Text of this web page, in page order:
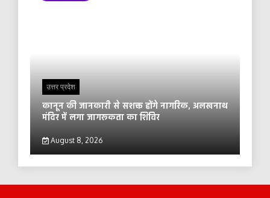
उत्तर प्रदेश
कानून की जानकारी से सशक्त होंगे नागरिक, अलखनाथ
मंदिर में लगा जागरूकता का शिविर
August 8, 2026